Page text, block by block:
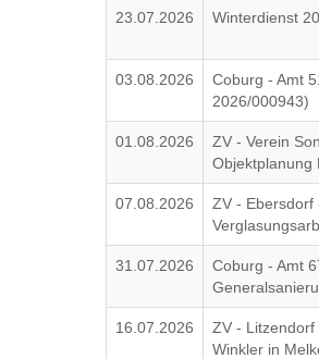
23.07.2026 Winterdienst
03.08.2026
Coburg - Amt
2026/000943)
01.08.2026
ZV - Verein
Objektplanung
07.08.2026
ZV - Ebersdorf
31.07.2026
Coburg - Amt
16.07.2026
ZV - Litzendorf
Winkler in